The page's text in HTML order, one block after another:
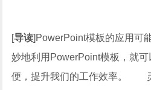
[导读]PowerPoint模板的应用可
妙地利用PowerPoint模板，就
便，提升我们的工作效率。